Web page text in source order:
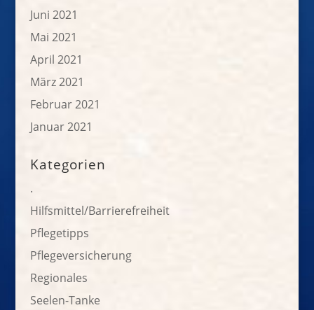
Juni 2021
Mai 2021
April 2021
März 2021
Februar 2021
Januar 2021
Kategorien
.
Hilfsmittel/Barrierefreiheit
Pflegetipps
Pflegeversicherung
Regionales
Seelen-Tanke